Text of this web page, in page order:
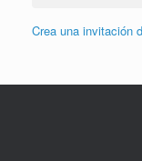
Crea una invitación